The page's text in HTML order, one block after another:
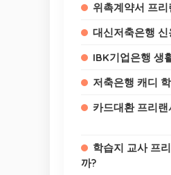
위촉계약서 프
대신저축은행
IBK기업은행 생
저축은행 캐디
카드대환 프리
학습지 교사 프
까?